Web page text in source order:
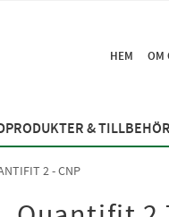
HEM OM
& TILLBEHÖR
2 - CNP